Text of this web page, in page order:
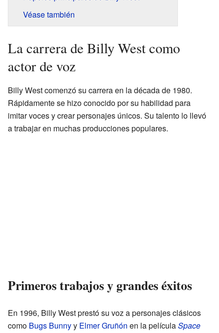
Véase también
La carrera de Billy West como
actor de voz
Billy West comenzó su carrera en la década de 1980.
Rápidamente se hizo conocido por su habilidad para
imitar voces y crear personajes únicos. Su talento lo llevó
a trabajar en muchas producciones populares.
Primeros trabajos y grandes éxitos
En 1996, Billy West prestó su voz a personajes clásicos
como Bugs Bunnyy Elmer Gruñón en la películaSpace